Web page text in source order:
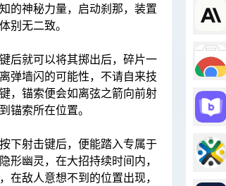
的神秘力量，启动刹那，装置
别无二致。
后就可以将其掷出后，碎片一
弹墙闪的可能性，不请自来技
，锚索便会如离弦之箭向前射
锚索所在位置。
下射击键后，便能踏入专属于
幽灵，在大招持续时间内，
敌人意想不到的位置出现，